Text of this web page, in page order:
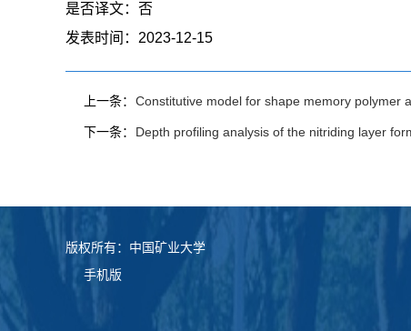
是否译文： 否
发表时间： 2023-12-15
上一条： Constitutive model for shape memory polymer
下一条： Depth profiling analysis of the nitriding layer
版权所有：中国矿业大学
手机版